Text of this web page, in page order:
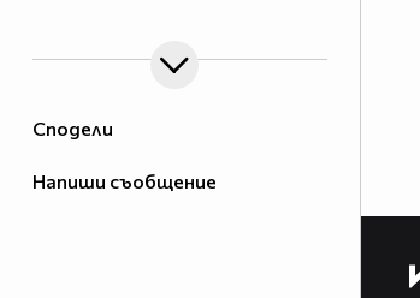
Сподели
Напиши съобщение